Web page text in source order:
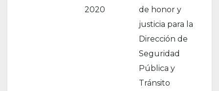
2020
de honor y
justicia para la
Dirección de
Seguridad
Pública y
Tránsito